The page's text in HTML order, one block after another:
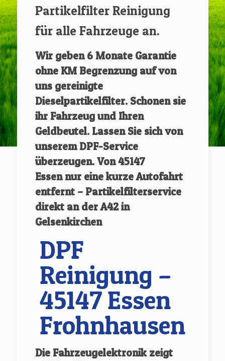
Partikelfilter Reinigung
für alle Fahrzeuge an.
Wir geben 6 Monate Garantie
ohne KM Begrenzung auf von
uns gereinigte
Dieselpartikelfilter. Schonen sie
ihr Fahrzeug und Ihren
Geldbeutel. Lassen Sie sich von
unserem DPF-Service
überzeugen. Von45147
Essen nur eine kurze Autofahrt
entfernt – Partikelfilterservice
direkt an der A42 in
Gelsenkirchen
DPF
Reinigung –
45147 Essen
Frohnhausen
Die Fahrzeugelektronik zeigt